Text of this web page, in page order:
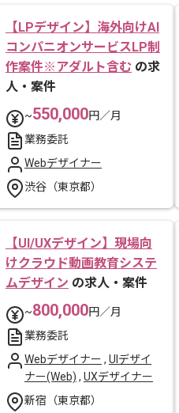
【LPデザイン】海外向けAI
コンパニオンサービスLP制
作案件※アダルト含む の求
人・案件
~550,000円／月
業務委託
Webデザイナー
渋谷（東京都）
【UI/UXデザイン】現場向
けクラウド動画教育システ
ムデザイン の求人・案件
~800,000円／月
業務委託
Webデザイナー , UIデザイ
ナー(Web) , UXデザイナー
新宿（東京都）